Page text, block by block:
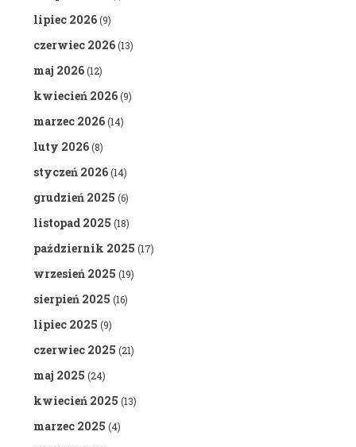
lipiec 2026(9)
czerwiec 2026(13)
maj 2026(12)
kwiecień 2026(9)
marzec 2026(14)
luty 2026(8)
styczeń 2026(14)
grudzień 2025 (6)
listopad 2025 (18)
październik 2025 (17)
wrzesień 2025 (19)
sierpień 2025 (16)
lipiec 2025 (9)
czerwiec 2025 (21)
maj 2025 (24)
kwiecień 2025 (13)
marzec 2025 (4)